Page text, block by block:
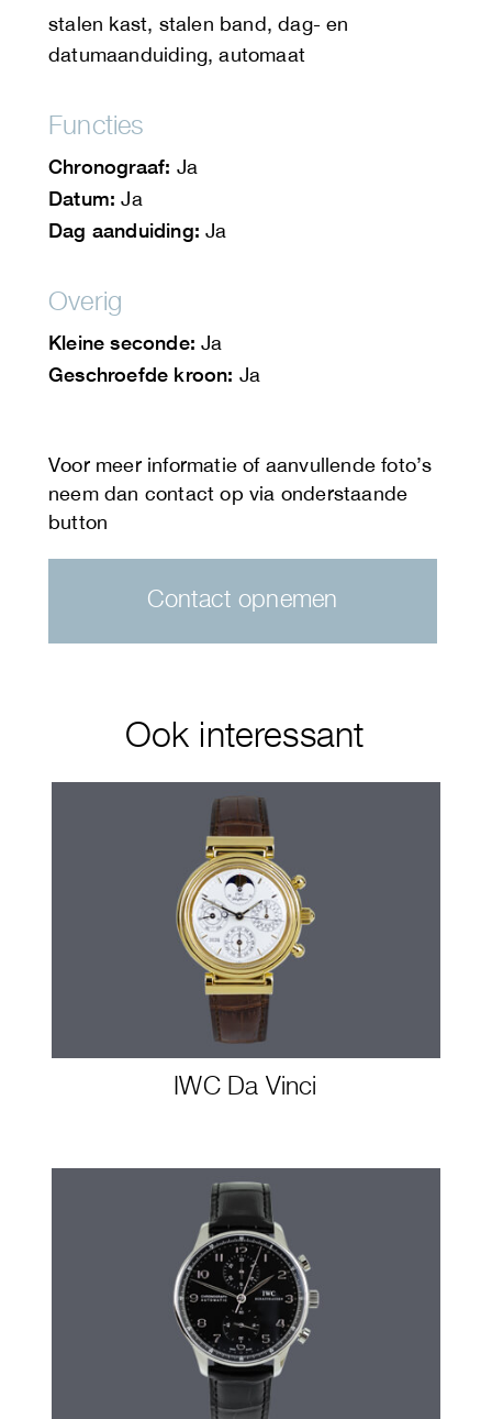
stalen kast, stalen band, dag- en
datumaanduiding, automaat
Functies
Chronograaf: Ja
Datum: Ja
Dag aanduiding: Ja
Overig
Kleine seconde: Ja
Geschroefde kroon: Ja
Contact opnemen
Ook interessant
IWC Da Vinci